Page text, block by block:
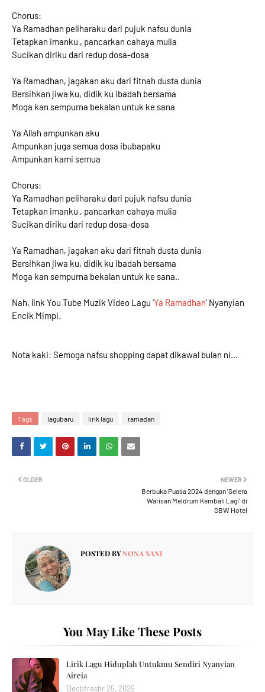
Chorus:
Ya Ramadhan peliharaku dari pujuk nafsu dunia
Tetapkan imanku , pancarkan cahaya mulia
Sucikan diriku dari redup dosa-dosa
Ya Ramadhan, jagakan aku dari fitnah dusta dunia
Bersihkan jiwa ku, didik ku ibadah bersama
Moga kan sempurna bekalan untuk ke sana
Ya Allah ampunkan aku
Ampunkan juga semua dosa ibubapaku
Ampunkan kami semua
Chorus:
Ya Ramadhan peliharaku dari pujuk nafsu dunia
Tetapkan imanku , pancarkan cahaya mulia
Sucikan diriku dari redup dosa-dosa
Ya Ramadhan, jagakan aku dari fitnah dusta dunia
Bersihkan jiwa ku, didik ku ibadah bersama
Moga kan sempurna bekalan untuk ke sana..
Nah, link You Tube Muzik Video Lagu 'Ya Ramadhan' Nyanyian
Encik Mimpi.
Nota kaki: Semoga nafsu shopping dapat dikawal bulan ni...
Tags lagubaru lirik lagu ramadan
NEWER
Berbuka Puasa 2024 dengan 'Selera
Warisan Meldrum Kembali Lagi' di
GBW Hotel
OLDER
POSTED BYNONA SANI
You May Like These Posts
Lirik Lagu Hiduplah Untukmu Sendiri Nyanyian
Aireia
Decbfreshr 25, 2025